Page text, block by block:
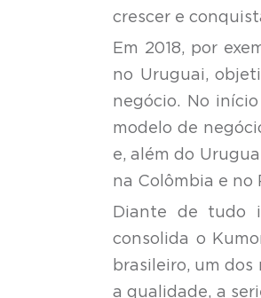
crescer e
Em 2018, por
no Uruguai,
negócio. No
modelo de
e, além do
na Colômbia e no
Diante de tudo
consolida o
brasileiro, um
a qualidade, a